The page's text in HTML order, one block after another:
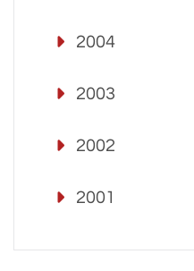
2004
2003
2002
2001